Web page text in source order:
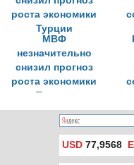
МВФ
незначительно
снизил прогноз
роста экономики
Турции
USD 77,9568